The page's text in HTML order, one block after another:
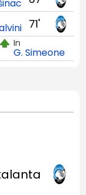
71'
In
G. Simeone